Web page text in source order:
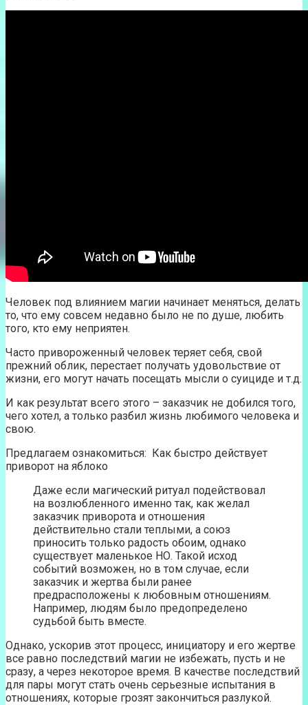
Человек под влиянием магии начинает меняться, делать
то, что ему совсем недавно было не по душе, любить
того, кто ему неприятен.
Часто привороженный человек теряет себя, свой
прежний облик, перестает получать удовольствие от
жизни, его могут начать посещать мысли о суициде и т.д.
И как результат всего этого – заказчик не добился того,
чего хотел, а только разбил жизнь любимого человека и
свою.
Предлагаем ознакомиться: Как быстро действует
приворот на яблоко
Даже если магический ритуал подействовал
на возлюбленного именно так, как желал
заказчик приворота и отношения
действительно стали теплыми, а союз
приносить только радость обоим, однако
существует маленькое НО. Такой исход
событий возможен, но в том случае, если
заказчик и жертва были ранее
предрасположены к любовным отношениям.
Например, людям было предопределено
судьбой быть вместе.
Однако, ускорив этот процесс, инициатору и его жертве
все равно последствий магии не избежать, пусть и не
сразу, а через некоторое время. В качестве последствий
для пары могут стать очень серьезные испытания в
отношениях, которые грозят закончиться разлукой.